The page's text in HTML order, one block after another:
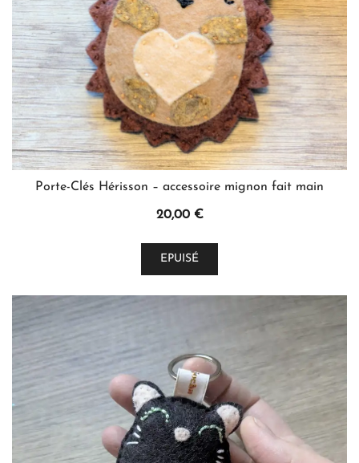
la
page
du
produit
Porte-Clés Hérisson – accessoire mignon fait main
20,00 €
EPUISÉ